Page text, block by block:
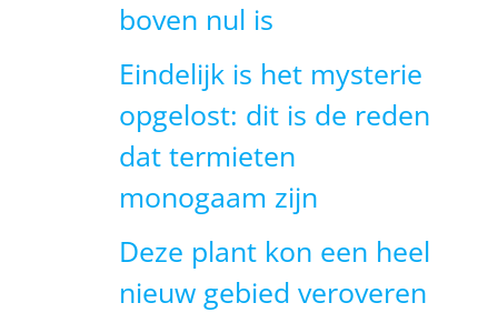
boven nul is
Eindelijk is het mysterie
opgelost: dit is de reden
dat termieten
monogaam zijn
Deze plant kon een heel
nieuw gebied veroveren